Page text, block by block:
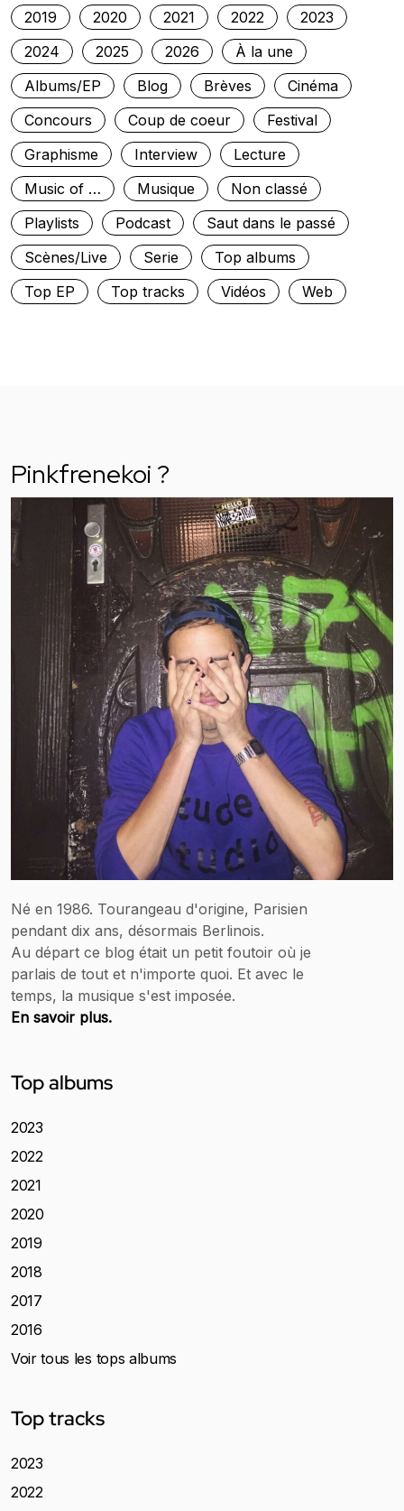
2019
2020 2021 2022
2023
2024
2025 2026
À la une
Albums/EP
Blog Brèves
Cinéma
Concours
Coup de coeur
Festival
Graphisme
Interview
Lecture
Music of …
Musique
Non classé
Playlists
Podcast
Saut dans le passé
Scènes/Live
Serie
Top albums
Top EP
Top tracks Vidéos Web
Pinkfrenekoi ?
Né en 1986. Tourangeau d'origine, Parisien
pendant dix ans, désormais Berlinois.
Au départ ce blog était un petit foutoir où je
parlais de tout et n'importe quoi. Et avec le
temps, la musique s'est imposée.
En savoir plus.
Top albums
2023
2022
2021
2020
2019
2018
2017
2016
Voir tous les tops albums
Top tracks
2023
2022